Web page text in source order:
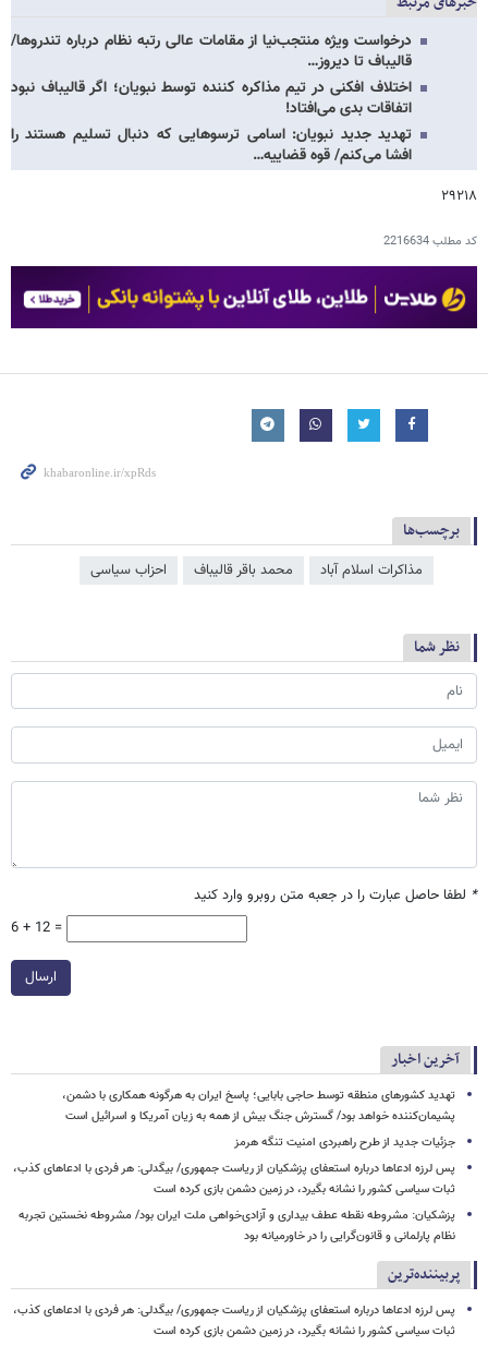
درخواست ویژه منتجب‌نیا از مقامات عالی رتبه نظام درباره تندروها/
قالیباف تا دیروز…
اختلاف افکنی در تیم مذاکره کننده توسط نبویان؛ اگر قالیباف نبود
اتفاقات بدی می‌افتاد!
تهدید جدید نبویان: اسامی ترسوهایی که دنبال تسلیم هستند را
افشا می‌کنم/ قوه قضاییه…
۲۹۲۱۸
کد مطلب2216634
برچسب‌ها
مذاکرات اسلام آباد محمد باقر قالیباف احزاب سیاسی
نظر شما
* لطفا حاصل عبارت را در جعبه متن روبرو وارد کنید
6 + 12 =
ارسال
آخرین اخبار
تهدید کشورهای منطقه توسط حاجی بابایی؛ پاسخ ایران به هرگونه همکاری با دشمن،
پشیمان‌کننده خواهد بود/ گسترش جنگ بیش از همه به زیان آمریکا و اسرائیل است
جزئیات جدید از طرح راهبردی امنیت تنگه هرمز
پس لرزه ادعاها درباره استعفای پزشکیان از ریاست جمهوری/ بیگدلی: هر فردی با ادعاهای کذب،
ثبات سیاسی کشور را نشانه بگیرد، در زمین دشمن بازی کرده است
پزشکیان: مشروطه نقطه عطف بیداری و آزادی‌خواهی ملت ایران بود/ مشروطه نخستین تجربه
نظام پارلمانی و قانون‌گرایی را در خاورمیانه بود
پربیننده‌ترین
پس لرزه ادعاها درباره استعفای پزشکیان از ریاست جمهوری/ بیگدلی: هر فردی با ادعاهای کذب،
ثبات سیاسی کشور را نشانه بگیرد، در زمین دشمن بازی کرده است